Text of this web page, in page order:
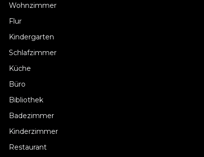
Wohnzimmer
Flur
Kindergarten
Schlafzimmer
Küche
Büro
Bibliothek
Badezimmer
Kinderzimmer
Restaurant